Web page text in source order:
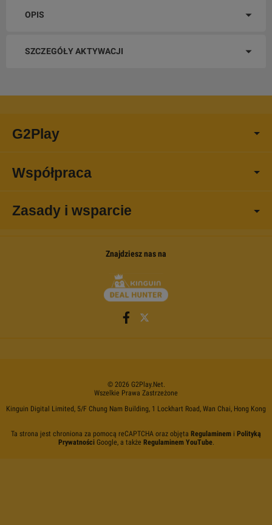
OPIS
SZCZEGÓŁY AKTYWACJI
G2Play
Współpraca
Zasady i wsparcie
Znajdziesz nas na
© 2026 G2Play.net.
Wszelkie Prawa Zastrzeżone
Kinguin Digital Limited, 5/F Chung Nam Building, 1 Lockhart Road, Wan Chai, Hong Kong
Ta strona jest chroniona za pomocą reCAPTCHA oraz objęta Regulaminem i Polityką
PrywatnościGoogle, a także Regulaminem YouTube.